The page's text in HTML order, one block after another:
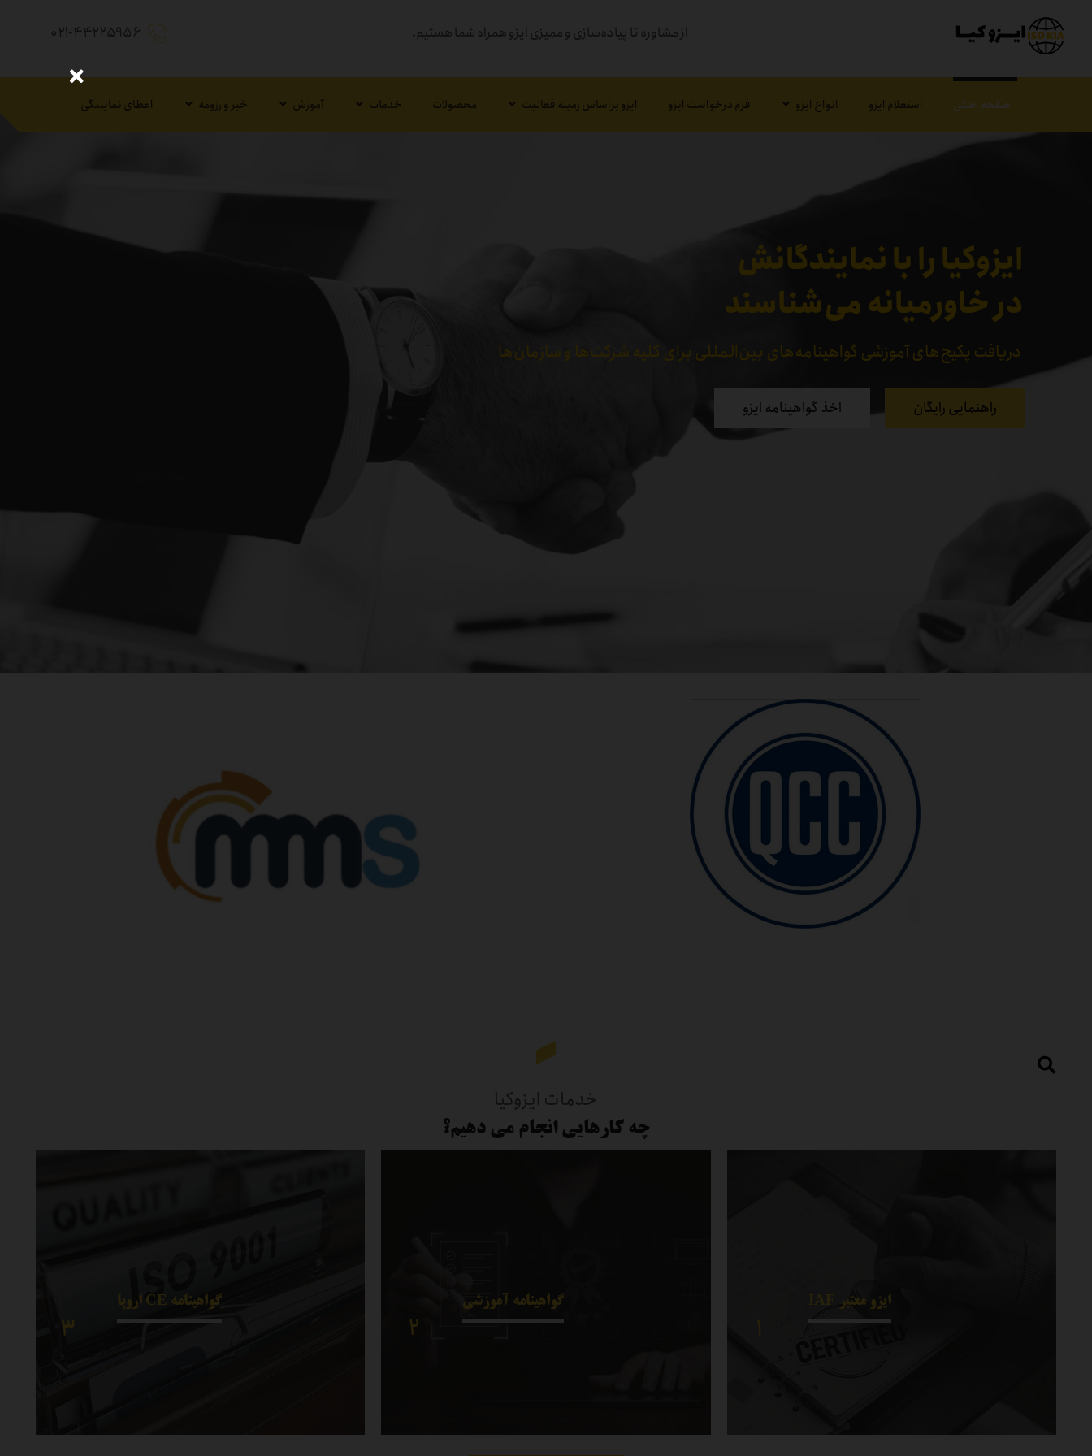
از مشاوره تا پیاده‌سازی و ممیزی ایزو همراه شما هستیم. ۰۲۱-۴۴۲۲۵۹۵۶
صفحه اصلی استعلام ایزو انواع ایزو فرم درخواست ایزو ایزو براساس زمینه فعالیت محصولات خدمات آموزش خبر و رزومه اعطای نمایندگی
ایزوکیا را با نمایندگانش
در خاورمیانه می‌شناسند
دریافت پکیج‌های آموزشی گواهینامه‌های بین‌المللی برای کلیه شرکت‌ها و سازمان‌ها
راهنمایی رایگان اخذ گواهینامه ایزو
خدمات ایزوکیا
چه کارهایی انجام می دهیم؟
ایزو معتبر IAF
۲
گواهینامه آموزشی
۳
گواهینامه CE اروپا